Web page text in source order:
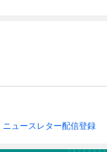
ニュースレター配信登録